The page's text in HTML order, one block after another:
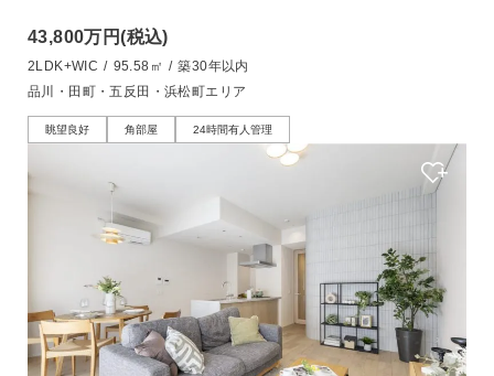
43,800万円(税込)
2LDK+WIC / 95.58㎡ / 築30年以内
品川・田町・五反田・浜松町エリア
眺望良好 角部屋 24時間有人管理